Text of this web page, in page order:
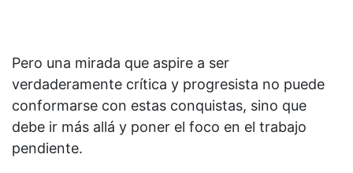
Pero una mirada que aspire a ser
verdaderamente crítica y progresista no puede
conformarse con estas conquistas, sino que
debe ir más allá y poner el foco en el trabajo
pendiente.